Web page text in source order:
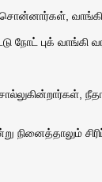
நோட் புக்
நினைத்தாலும்